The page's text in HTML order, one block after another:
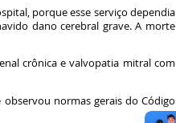
porque esse serviço dependia
dano cerebral grave. A morte
crônica e valvopatia mitral com
normas gerais do Código